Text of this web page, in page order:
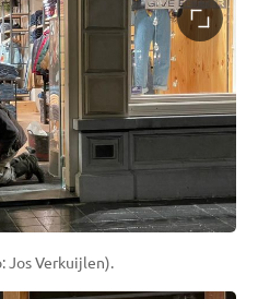
Jos Verkuijlen).